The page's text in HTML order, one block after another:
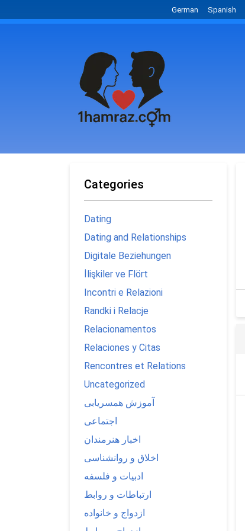
German Spanish
Categories
Dating
Dating and Relationships
Digitale Beziehungen
İlişkiler ve Flört
Incontri e Relazioni
Randki i Relacje
Relacionamentos
Relaciones y Citas
Rencontres et Relations
Uncategorized
آموزش همسریابی
اجتماعی
اخبار هنرمندان
اخلاق و روانشناسی
ادبیات و فلسفه
ارتباطات و روابط
ازدواج و خانواده